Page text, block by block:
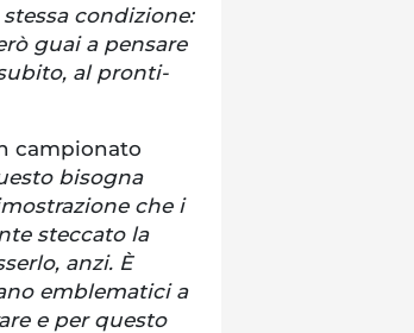
condizione:
guai a pensare
al pronti-
campionato
bisogna
che i
steccato la
anzi. È
emblematici a
e per questo